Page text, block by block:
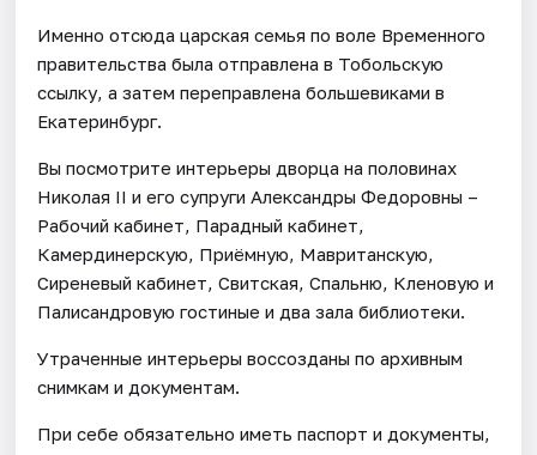
Именно отсюда царская семья по воле Временного
правительства была отправлена в Тобольскую
ссылку, а затем переправлена большевиками в
Екатеринбург.
Вы посмотрите интерьеры дворца на половинах
Николая II и его супруги Александры Федоровны –
Рабочий кабинет, Парадный кабинет,
Камердинерскую, Приёмную, Мавританскую,
Сиреневый кабинет, Свитская, Спальню, Кленовую и
Палисандровую гостиные и два зала библиотеки.
Утраченные интерьеры воссозданы по архивным
снимкам и документам.
При себе обязательно иметь паспорт и документы,